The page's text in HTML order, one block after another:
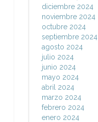
diciembre 2024
noviembre 2024
octubre 2024
septiembre 2024
agosto 2024
julio 2024
junio 2024
mayo 2024
abril 2024
marzo 2024
febrero 2024
enero 2024